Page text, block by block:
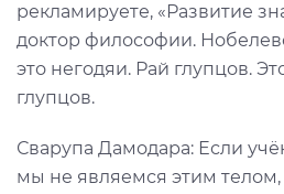
рекламируете, «Развитие
доктор философии.
это негодяи. Рай глупцов.
глупцов.
Сварупа Дамодара: Если
мы не являемся этим